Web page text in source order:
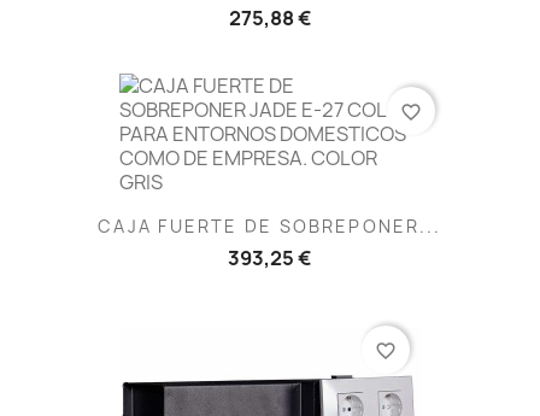
275,88 €
CAJA FUERTE DE SOBREPONER...
393,25 €
favorite_border
favorite_border